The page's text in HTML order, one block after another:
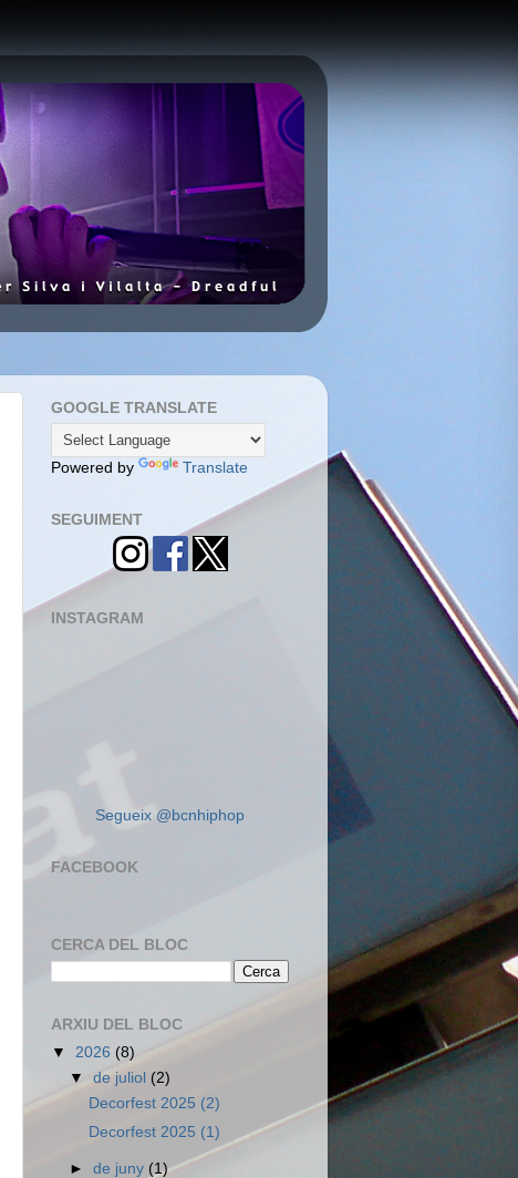
GOOGLE TRANSLATE
Powered by Translate
SEGUIMENT
INSTAGRAM
Segueix @bcnhiphop
FACEBOOK
CERCA DEL BLOC
ARXIU DEL BLOC
▼ 2026 (8)
▼de juliol (2)
Decorfest 2025 (2)
Decorfest 2025 (1)
►de juny (1)